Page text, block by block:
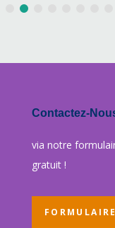
Contactez-
via notre
gratuit !